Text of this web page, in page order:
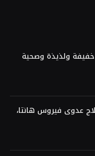
ولذيذة وصحية
عدوى فيروس هانتا،